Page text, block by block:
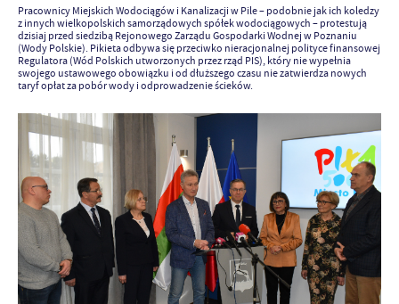
Pracownicy Miejskich Wodociągów i Kanalizacji w Pile – podobnie jak ich koledzy
z innych wielkopolskich samorządowych spółek wodociągowych – protestują
dzisiaj przed siedzibą Rejonowego Zarządu Gospodarki Wodnej w Poznaniu
(Wody Polskie). Pikieta odbywa się przeciwko nieracjonalnej polityce finansowej
Regulatora (Wód Polskich utworzonych przez rząd PIS), który nie wypełnia
swojego ustawowego obowiązku i od dłuższego czasu nie zatwierdza nowych
taryf opłat za pobór wody i odprowadzenie ścieków.